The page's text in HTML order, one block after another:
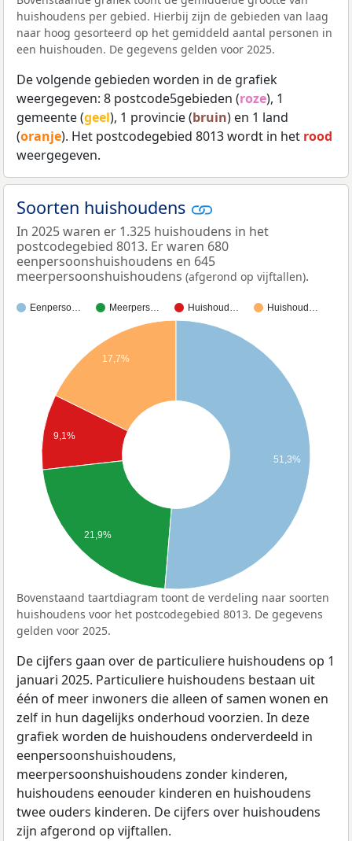
huishoudens per gebied. Hierbij zijn de gebieden van laag
naar hoog gesorteerd op het gemiddeld aantal personen in
een huishouden. De gegevens gelden voor 2025.
De volgende gebieden worden in de grafiek
weergegeven: 8 postcode5gebieden (roze), 1
gemeente (geel), 1 provincie (bruin) en 1 land
(oranje). Het postcodegebied 8013 wordt in het rood
weergegeven.
Soorten huishoudens
In 2025 waren er 1.325 huishoudens in het
postcodegebied 8013. Er waren 680
eenpersoonshuishoudens en 645
meerpersoonshuishoudens (afgerond op vijftallen).
Eenperso… Meerpers… Huishoud… Huishoud…
17,7%
9,1%
21,9%
51,3%
Bovenstaand taartdiagram toont de verdeling naar soorten
huishoudens voor het postcodegebied 8013. De gegevens
gelden voor 2025.
De cijfers gaan over de particuliere huishoudens op 1
januari 2025. Particuliere huishoudens bestaan uit
één of meer inwoners die alleen of samen wonen en
zelf in hun dagelijks onderhoud voorzien. In deze
grafiek worden de huishoudens onderverdeeld in
eenpersoonshuishoudens,
meerpersoonshuishoudens zonder kinderen,
huishoudens eenouder kinderen en huishoudens
twee ouders kinderen. De cijfers over huishoudens
zijn afgerond op vijftallen.